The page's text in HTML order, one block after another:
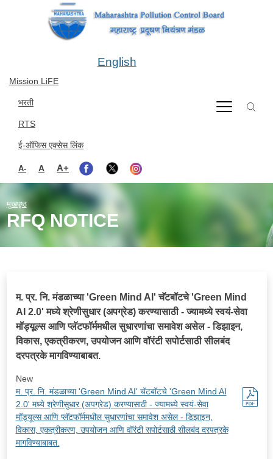
Mission LiFE
भरती
RTS
ई-ऑफिस एक्सेस लिंक
A- A A+
English
मुखपृष्ठ
RFQ NOTICE
म. प्र. नि. मंडळाच्या 'Green Mind AI' चॅटबॉटचे 'Green Mind
AI 2.0' मध्ये श्रेणीसुधार (अपग्रेड) करण्यासाठी - ज्यामध्ये स्वयं-सेवा
मॉड्यूल्स आणि प्लॅटफॉर्ममधील सुधारणांचा समावेश असेल - डिझाइन,
विकास, एकत्रीकरण, उपयोजन आणि वॉरंटी सपोर्टसाठी सीलबंद
दरपत्रके मागविण्याबाबत.
New
म. प्र. नि. मंडळाच्या 'Green Mind AI' चॅटबॉटचे 'Green Mind AI
2.0' मध्ये श्रेणीसुधार (अपग्रेड) करण्यासाठी - ज्यामध्ये स्वयं-सेवा
मॉड्यूल्स आणि प्लॅटफॉर्ममधील सुधारणांचा समावेश असेल - डिझाइन,
विकास, एकत्रीकरण, उपयोजन आणि वॉरंटी सपोर्टसाठी सीलबंद दरपत्रके
मागविण्याबाबत.